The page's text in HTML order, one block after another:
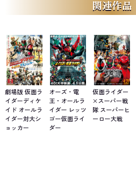
関連作品
劇場版 仮面ラ
イダーディケ
イド オールラ
イダー対大シ
ョッカー
オーズ・電
王・オールラ
イダー レッツ
ゴー仮面ライ
ダー
仮面ライダー
×スーパー戦
隊 スーパーヒ
ーロー大戦